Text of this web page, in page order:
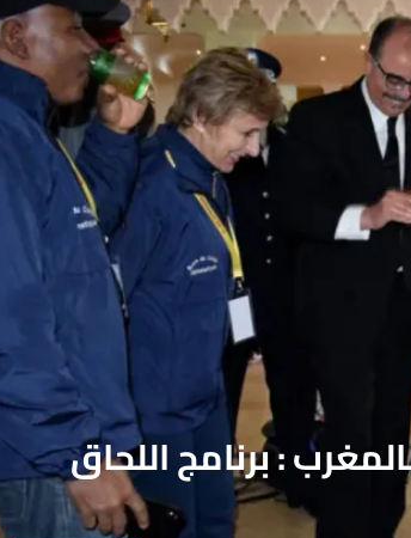
السيارات الدبلوماسي 2022 بالمغرب : برنامج اللحاق